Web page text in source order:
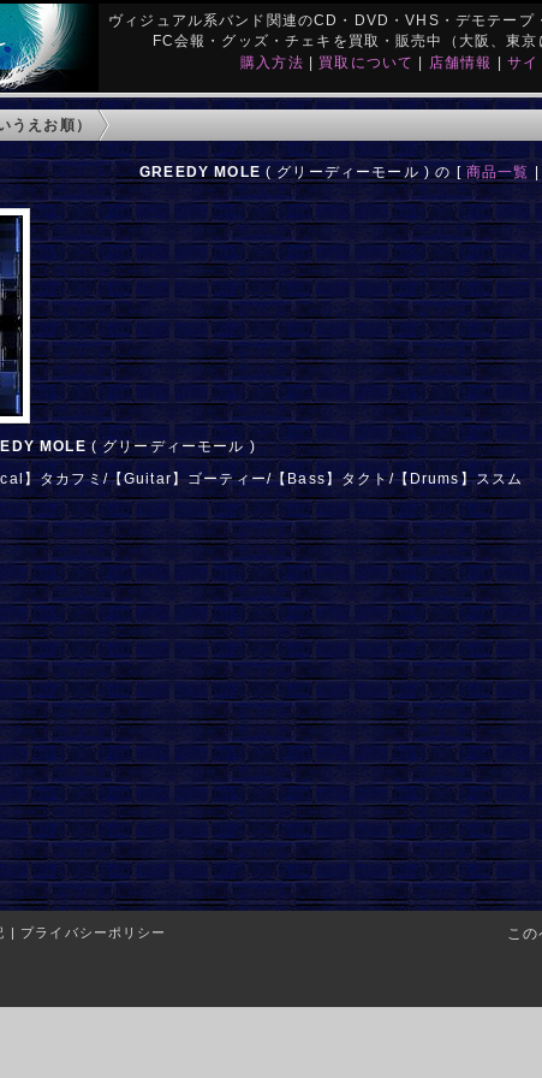
ヴィジュアル系バンド関連のCD・DVD・VHS・デモテープ
FC会報・グッズ・チェキを買取・販売中（大阪、東京
購入方法 | 買取について | 店舗情報 | サイ
うえお順）
GREEDY MOLE ( グリーディーモール ) の [ 商品一覧 |
MOLE( グリーディーモール )
】タカフミ/【Guitar】ゴーティー/【Bass】タクト/【Drums】ススム
こ
| プライバシーポリシー